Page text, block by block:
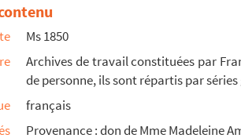
Ms 1850
Archives de travail constituées par
de personne, ils sont répartis par
français
Provenance : don de Mme Madeleine